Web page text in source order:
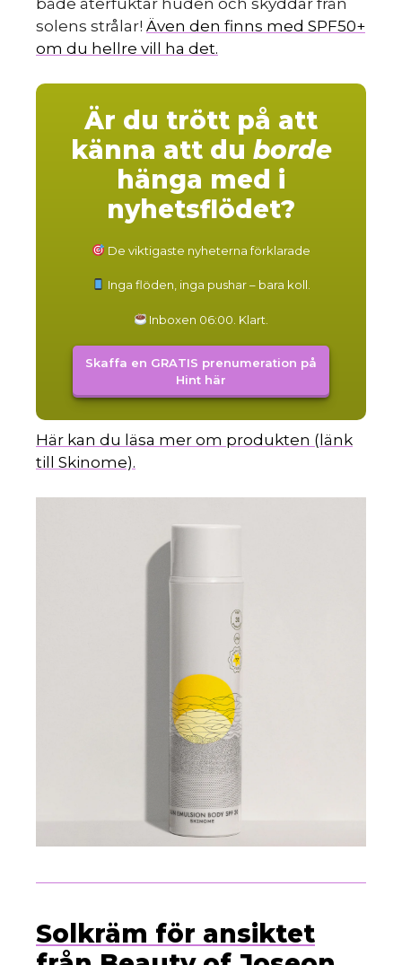
både återfuktar huden och skyddar från
solens strålar! Även den finns med SPF50+
om du hellre vill ha det.
Är du trött på att
känna att du borde
hänga med i
nyhetsflödet?
De viktigaste nyheterna förklarade
Inga flöden, inga pushar – bara koll.
Inboxen 06:00. Klart.
Skaffa en GRATIS prenumeration på
Hint här
Här kan du läsa mer om produkten (länk
till Skinome).
Solkräm för ansiktet